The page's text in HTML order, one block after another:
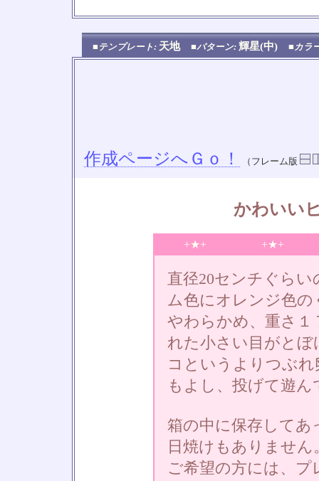
■テンプレート: 天地 ■パターン: 輝星(中) ■カラ
作成ページへＧｏ！ （フレーム版
かわいい
+★+ +★+
直径20センチぐら
ム色にオレンジ色
やわらかめ、重さ１
れた小さい目がと
コというよりつぶ
もよし、投げて遊ん
箱の中に保存してあ
日焼けもありません
ご希望の方には、